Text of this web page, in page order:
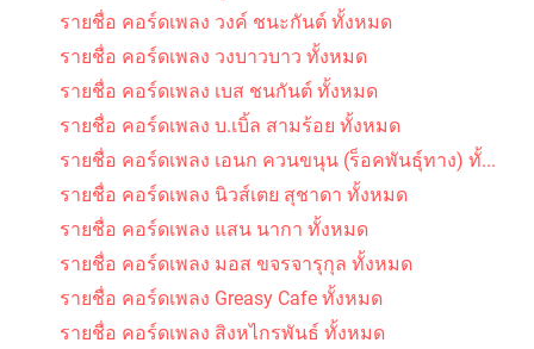
รายชื่อ คอร์ดเพลง วงค์ ชนะกันต์ ทั้งหมด
รายชื่อ คอร์ดเพลง วงบาวบาว ทั้งหมด
รายชื่อ คอร์ดเพลง เบส ชนกันต์ ทั้งหมด
รายชื่อ คอร์ดเพลง บ.เบิ้ล สามร้อย ทั้งหมด
รายชื่อ คอร์ดเพลง เอนก ควนขนุน (ร็อคพันธุ์ทาง) ทั้...
รายชื่อ คอร์ดเพลง นิวส์เตย สุชาดา ทั้งหมด
รายชื่อ คอร์ดเพลง แสน นากา ทั้งหมด
รายชื่อ คอร์ดเพลง มอส ขจรจารุกุล ทั้งหมด
รายชื่อ คอร์ดเพลง Greasy Cafe ทั้งหมด
รายชื่อ คอร์ดเพลง สิงหไกรพันธ์ ทั้งหมด